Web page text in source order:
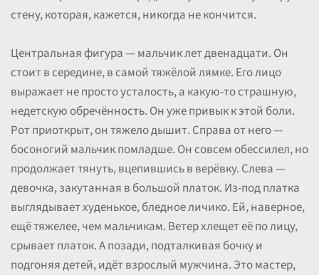
стену, которая, кажется, никогда не кончится.
Центральная фигура — мальчик лет двенадцати. Он
стоит в середине, в самой тяжёлой лямке. Его лицо
выражает не просто усталость, а какую-то страшную,
недетскую обречённость. Он уже привык к этой боли.
Рот приоткрыт, он тяжело дышит. Справа от него —
босоногий мальчик помладше. Он совсем обессилел, но
продолжает тянуть, вцепившись в верёвку. Слева —
девочка, закутанная в большой платок. Из-под платка
выглядывает худенькое, бледное личико. Ей, наверное,
ещё тяжелее, чем мальчикам. Ветер хлещет её по лицу,
срывает платок. А позади, подталкивая бочку и
подгоняя детей, идёт взрослый мужчина. Это мастер,